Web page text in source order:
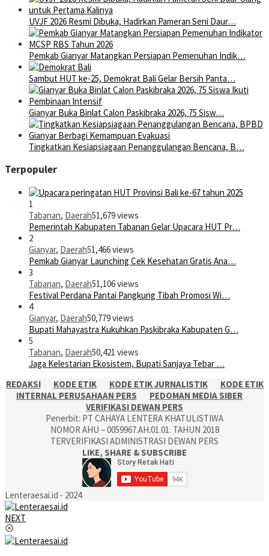
UVJF 2026 Resmi Dibuka, Hadirkan Pameran Seni Daur…
Pemkab Gianyar Matangkan Persiapan Pemenuhan Indik…
Sambut HUT ke-25, Demokrat Bali Gelar Bersih Panta…
Gianyar Buka Binlat Calon Paskibraka 2026, 75 Sisw…
Tingkatkan Kesiapsiagaan Penanggulangan Bencana, B…
Terpopuler
1
Tabanan, Daerah51,679 views
Pemerintah Kabupaten Tabanan Gelar Upacara HUT Pr…
2
Gianyar, Daerah51,466 views
Pemkab Gianyar Launching Cek Kesehatan Gratis Ana…
3
Tabanan, Daerah51,106 views
Festival Perdana Pantai Pangkung Tibah Promosi Wi…
4
Gianyar, Daerah50,779 views
Bupati Mahayastra Kukuhkan Paskibraka Kabupaten G…
5
Tabanan, Daerah50,421 views
Jaga Kelestarian Ekosistem, Bupati Sanjaya Tebar …
REDAKSI
KODE ETIK KODE ETIK JURNALISTIK
KODE ETIK
INTERNAL PERUSAHAAN PERS
PEDOMAN MEDIA SIBER
VERIFIKASI DEWAN PERS
Penerbit: PT CAHAYA LENTERA KHATULISTIWA
NOMOR AHU – 0059967.AH.01.01. TAHUN 2018
TERVERIFIKASI ADMINISTRASI DEWAN PERS
LIKE, SHARE & SUBSCRIBE
Lenteraesai.id - 2024
NEXT